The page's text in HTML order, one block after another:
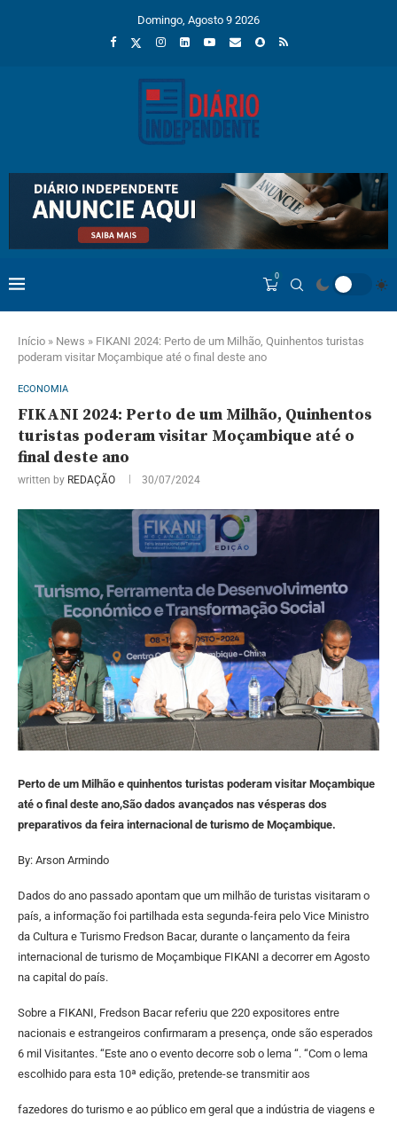
Domingo, Agosto 9 2026
0
Início » News » FIKANI 2024: Perto de um Milhão, Quinhentos turistas
poderam visitar Moçambique até o final deste ano
ECONOMIA
FIKANI 2024: Perto de um Milhão, Quinhentos
turistas poderam visitar Moçambique até o
final deste ano
written by REDAÇÃO 30/07/2024
Perto de um Milhão e quinhentos turistas poderam visitar Moçambique
até o final deste ano,São dados avançados nas vésperas dos
preparativos da feira internacional de turismo de Moçambique.
By: Arson Armindo
Dados do ano passado apontam que um milhão de turistas visitaram o
país, a informação foi partilhada esta segunda-feira pelo Vice Ministro
da Cultura e Turismo Fredson Bacar, durante o lançamento da feira
internacional de turismo de Moçambique FIKANI a decorrer em Agosto
na capital do país.
Sobre a FIKANI, Fredson Bacar referiu que 220 expositores entre
nacionais e estrangeiros confirmaram a presença, onde são esperados
6 mil Visitantes. “Este ano o evento decorre sob o lema “. “Com o lema
escolhido para esta 10ª edição, pretende-se transmitir aos
fazedores do turismo e ao público em geral que a indústria de viagens e